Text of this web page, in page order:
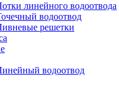
линейного водоотвода
водоотвод
решетки
водоотвод